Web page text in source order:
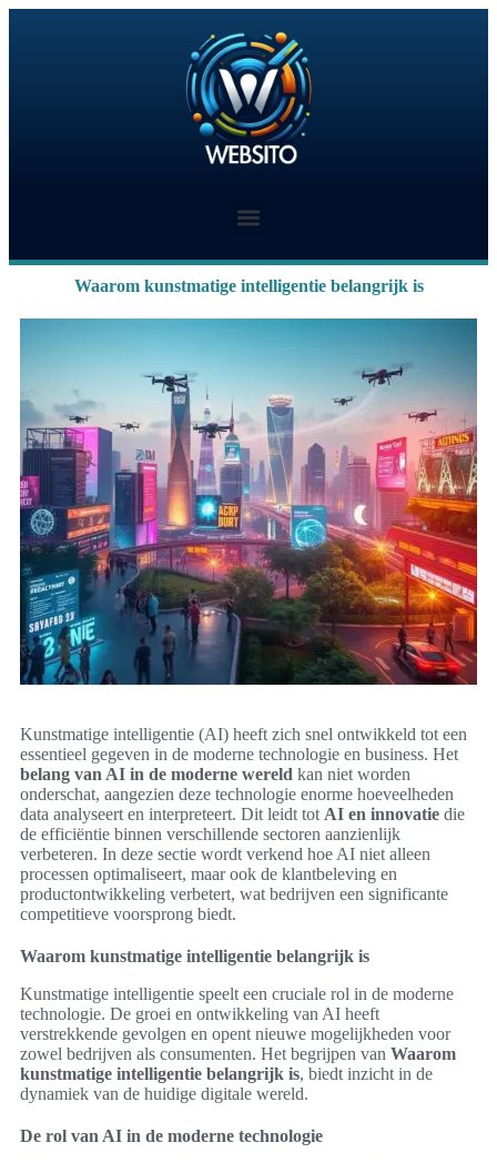
Waarom kunstmatige intelligentie belangrijk is
Kunstmatige intelligentie (AI) heeft zich snel ontwikkeld tot een
essentieel gegeven in de moderne technologie en business. Het
belang van AI in de moderne wereld kan niet worden
onderschat, aangezien deze technologie enorme hoeveelheden
data analyseert en interpreteert. Dit leidt tot AI en innovatie die
de efficiëntie binnen verschillende sectoren aanzienlijk
verbeteren. In deze sectie wordt verkend hoe AI niet alleen
processen optimaliseert, maar ook de klantbeleving en
productontwikkeling verbetert, wat bedrijven een significante
competitieve voorsprong biedt.
Waarom kunstmatige intelligentie belangrijk is
Kunstmatige intelligentie speelt een cruciale rol in de moderne
technologie. De groei en ontwikkeling van AI heeft
verstrekkende gevolgen en opent nieuwe mogelijkheden voor
zowel bedrijven als consumenten. Het begrijpen van Waarom
kunstmatige intelligentie belangrijk is, biedt inzicht in de
dynamiek van de huidige digitale wereld.
De rol van AI in de moderne technologie